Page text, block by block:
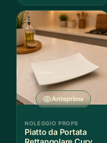
Anteprima
NOLEGGIO PROPS
Piatto da Portata